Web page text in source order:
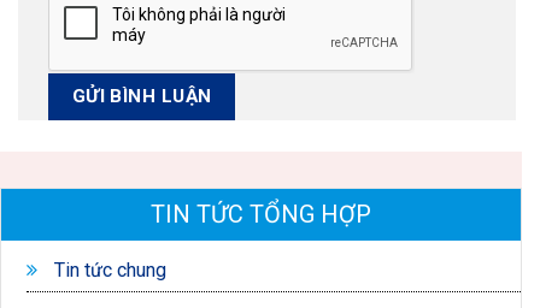
TIN TỨC TỔNG HỢP
Tin tức chung